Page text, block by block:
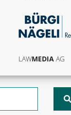
LAWMEDIA AG